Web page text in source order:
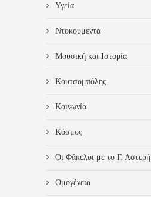
Υγεία
Ντοκουμέντα
Μουσική και Ιστορία
Κουτσομπόλης
Κοινωνία
Κόσμος
Οι Φάκελοι με το Γ. Αστερή
Ομογένεια